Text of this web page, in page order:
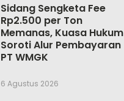
Sidang Sengketa Fee
Rp2.500 per Ton
Memanas, Kuasa Hukum
Soroti Alur Pembayaran
PT WMGK
6 Agustus 2026